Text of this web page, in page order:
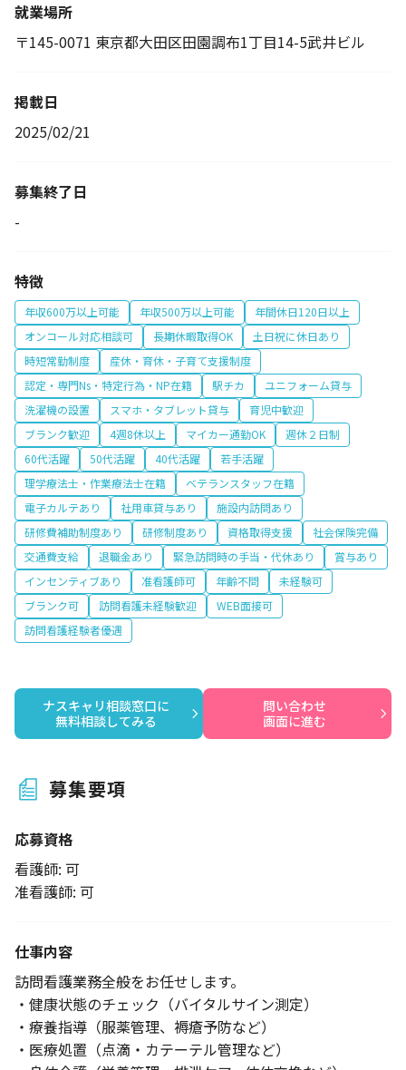
就業場所
〒145-0071 東京都大田区田園調布1丁目14-5武井ビル
掲載日
2025/02/21
募集終了日
-
特徴
年収600万以上可能 年収500万以上可能
年間休日120日以上
オンコール対応相談可
長期休暇取得OK
土日祝に休日あり
時短常勤制度
産休・育休・子育て支援制度
認定・専門Ns・特定行為・NP在籍
駅チカ
ユニフォーム貸与
洗濯機の設置
スマホ・タブレット貸与
育児中歓迎
ブランク歓迎
4週8休以上 マイカー通勤OK
週休２日制
60代活躍
50代活躍 40代活躍
若手活躍
理学療法士・作業療法士在籍
ベテランスタッフ在籍
電子カルテあり
社用車貸与あり
施設内訪問あり
研修費補助制度あり
研修制度あり 資格取得支援
社会保険完備
交通費支給
退職金あり 緊急訪問時の手当・代休あり
賞与あり
インセンティブあり
准看護師可 年齢不問
未経験可
ブランク可
訪問看護未経験歓迎
WEB面接可
訪問看護経験者優遇
ナスキャリ相談窓口に
無料相談してみる
問い合わせ
画面に進む
募集要項
応募資格
看護師: 可
准看護師: 可
仕事内容
訪問看護業務全般をお任せします。
・健康状態のチェック（バイタルサイン測定）
・療養指導（服薬管理、褥瘡予防など）
・医療処置（点滴・カテーテル管理など）